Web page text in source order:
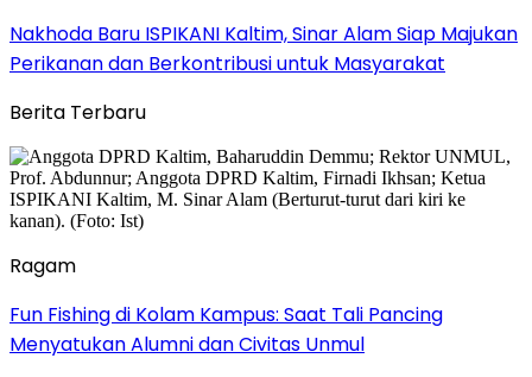
Nakhoda Baru ISPIKANI Kaltim, Sinar Alam Siap Majukan
Perikanan dan Berkontribusi untuk Masyarakat
Berita Terbaru
Ragam
Fun Fishing di Kolam Kampus: Saat Tali Pancing
Menyatukan Alumni dan Civitas Unmul